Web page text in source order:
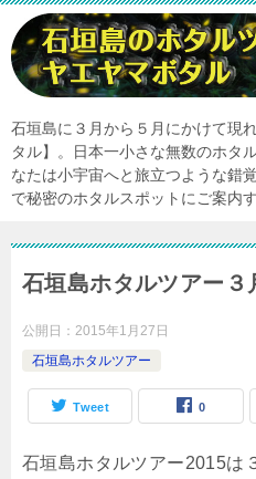
石垣島に３月から５月にかけて現
タル】。日本一小さな無数のホタ
なたは小宇宙へと旅立つような錯
で秘密のホタルスポットにご案内
石垣島ホタルツアー３
公開日： 2015年1月27日
石垣島ホタルツアー
Tweet 0
石垣島ホタルツアー2015は